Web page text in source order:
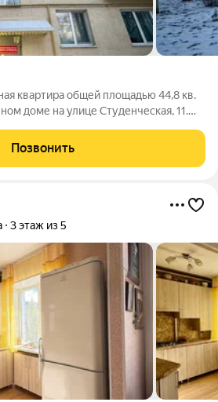
квартира общей площадью 44,8 кв.
доме на улице Студенческая, 11.
составляет 28,5 кв. м,
кухня 6 кв.
Позвонить
3 этаж из 5